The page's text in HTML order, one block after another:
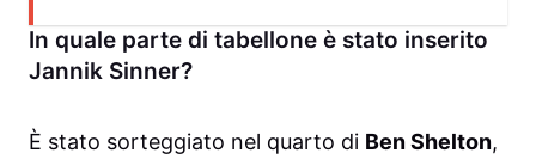
In quale parte di tabellone è stato inserito
Jannik Sinner?
È stato sorteggiato nel quarto di Ben Shelton,